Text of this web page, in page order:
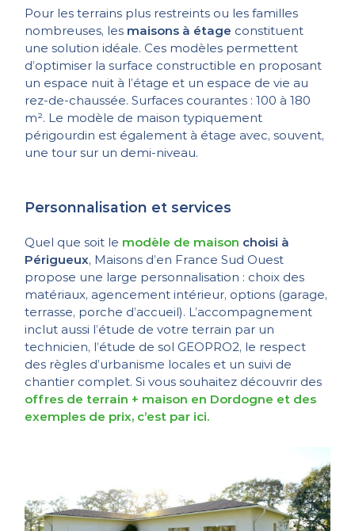
Pour les terrains plus restreints ou les familles
nombreuses, les maisons à étage constituent
une solution idéale. Ces modèles permettent
d’optimiser la surface constructible en proposant
un espace nuit à l’étage et un espace de vie au
rez-de-chaussée. Surfaces courantes : 100 à 180
m². Le modèle de maison typiquement
périgourdin est également à étage avec, souvent,
une tour sur un demi-niveau.
Personnalisation et services
Quel que soit le modèle de maison choisi à
Périgueux, Maisons d’en France Sud Ouest
propose une large personnalisation : choix des
matériaux, agencement intérieur, options (garage,
terrasse, porche d’accueil). L’accompagnement
inclut aussi l’étude de votre terrain par un
technicien, l’étude de sol GEOPRO2, le respect
des règles d’urbanisme locales et un suivi de
chantier complet. Si vous souhaitez découvrir des
offres de terrain + maison en Dordogne et des
exemples de prix, c’est par ici.